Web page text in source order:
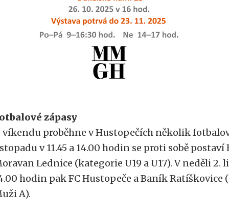
zápasy
víkendu proběhne v Hustopečích několik
v 11.45 a 14.00 hodin se proti sobě postaví
Lednice (kategorie U19 a U17). V neděli 2.
hodin pak FC Hustopeče a Baník Ratíškovice
A).